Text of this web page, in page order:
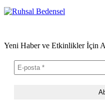
Yeni Haber ve Etkinlikler İçin